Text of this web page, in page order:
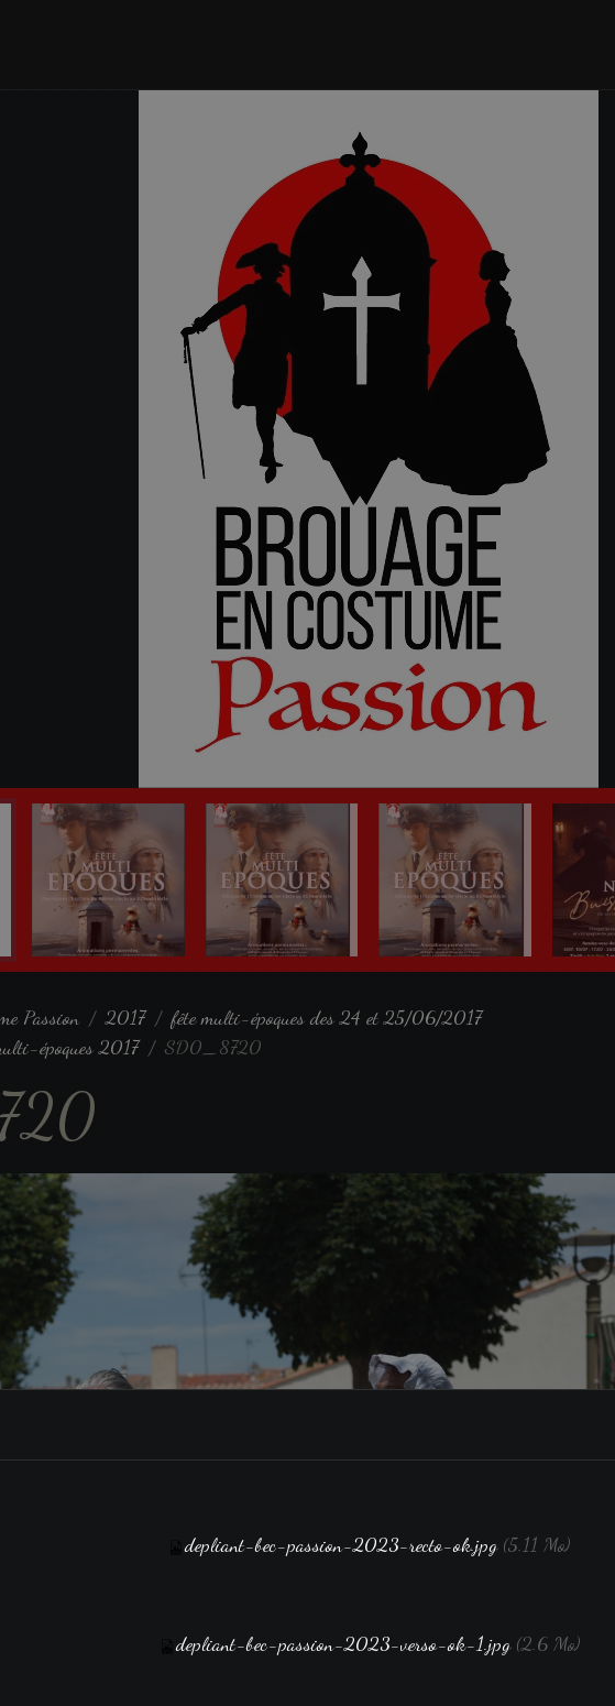
Passion 2017
fête multi-époques des 24 et 25/06/2017
époques 2017
SD0_8720
depliant-bec-passion-2023-recto-ok.jpg(5.11 Mo)
depliant-bec-passion-2023-verso-ok-1.jpg(2.6 Mo)